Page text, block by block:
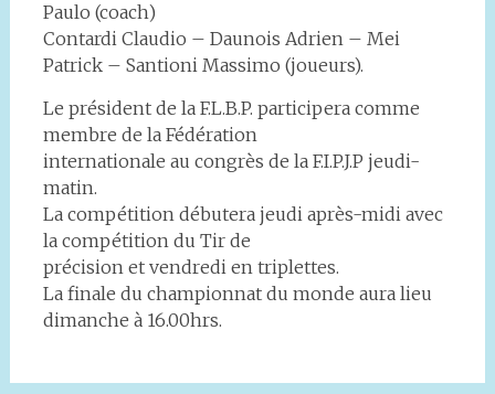
Paulo (coach)
Contardi Claudio – Daunois Adrien – Mei
Patrick – Santioni Massimo (joueurs).
Le président de la F.L.B.P. participera comme
membre de la Fédération
internationale au congrès de la F.I.P.J.P jeudi-
matin.
La compétition débutera jeudi après-midi avec
la compétition du Tir de
précision et vendredi en triplettes.
La finale du championnat du monde aura lieu
dimanche à 16.00hrs.